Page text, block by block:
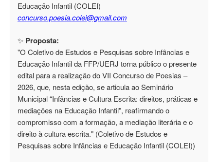
Educação Infantil (COLEI)
concurso.poesia.colei@gmail.com
✨ Proposta:
"O Coletivo de Estudos e Pesquisas sobre Infâncias e
Educação Infantil da FFP/UERJ torna público o presente
edital para a realização do VII Concurso de Poesias –
2026, que, nesta edição, se articula ao Seminário
Municipal “Infâncias e Cultura Escrita: direitos, práticas e
mediações na Educação Infantil”, reafirmando o
compromisso com a formação, a mediação literária e o
direito à cultura escrita." (Coletivo de Estudos e
Pesquisas sobre Infâncias e Educação Infantil (COLEI))